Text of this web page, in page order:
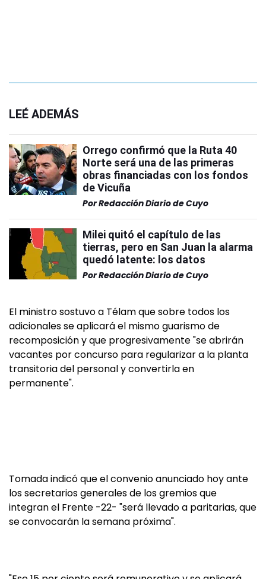
LEÉ ADEMÁS
Orrego confirmó que la Ruta 40
Norte será una de las primeras
obras financiadas con los fondos
de Vicuña
PorRedacción Diario de Cuyo
Milei quitó el capítulo de las
tierras, pero en San Juan la alarma
quedó latente: los datos
PorRedacción Diario de Cuyo
El ministro sostuvo a Télam que sobre todos los
adicionales se aplicará el mismo guarismo de
recomposición y que progresivamente "se abrirán
vacantes por concurso para regularizar a la planta
transitoria del personal y convertirla en
permanente".
Tomada indicó que el convenio anunciado hoy ante
los secretarios generales de los gremios que
integran el Frente -22- "será llevado a paritarias, que
se convocarán la semana próxima".